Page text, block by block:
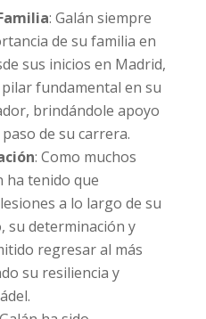
: Galán siempre
de su familia en
sus inicios en Madrid,
fundamental en su
brindándole apoyo
de su carrera.
: Como muchos
ha tenido que
a lo largo de su
su determinación y
regresar al más
su resiliencia y